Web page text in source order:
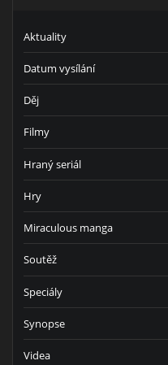
Aktuality
Datum vysílání
Děj
Filmy
Hraný seriál
Hry
Miraculous manga
Soutěž
Speciály
Synopse
Videa